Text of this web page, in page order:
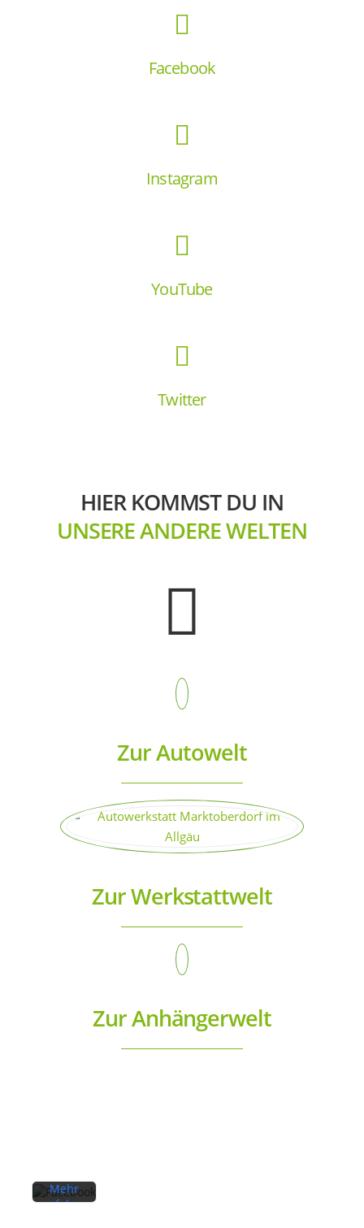
Facebook
Instagram
YouTube
Twitter
HIER KOMMST DU IN
UNSERE ANDERE WELTEN
Zur Autowelt
Zur Werkstattwelt
Zur Anhängerwelt
Mehr
erfahren